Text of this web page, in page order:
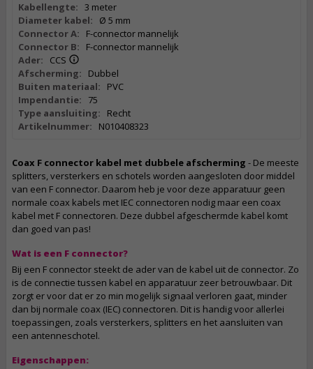
Kabellengte: 3 meter
Diameter kabel:
Ø 5 mm
Connector A:
F-connector mannelijk
Connector B:
F-connector mannelijk
Ader:
CCS
Afscherming:
Dubbel
Buiten materiaal:
PVC
Impendantie:
75
Type aansluiting:
Recht
Artikelnummer:
N010408323
Coax F connector kabel met dubbele afscherming - De meeste
splitters, versterkers en schotels worden aangesloten door middel
van een F connector. Daarom heb je voor deze apparatuur geen
normale coax kabels met IEC connectoren nodig maar een coax
kabel met F connectoren. Deze dubbel afgeschermde kabel komt
dan goed van pas!
Wat is een F connector?
Bij een F connector steekt de ader van de kabel uit de connector. Zo
is de connectie tussen kabel en apparatuur zeer betrouwbaar. Dit
zorgt er voor dat er zo min mogelijk signaal verloren gaat, minder
dan bij normale coax (IEC) connectoren. Dit is handig voor allerlei
toepassingen, zoals versterkers, splitters en het aansluiten van
een antenneschotel.
Eigenschappen: